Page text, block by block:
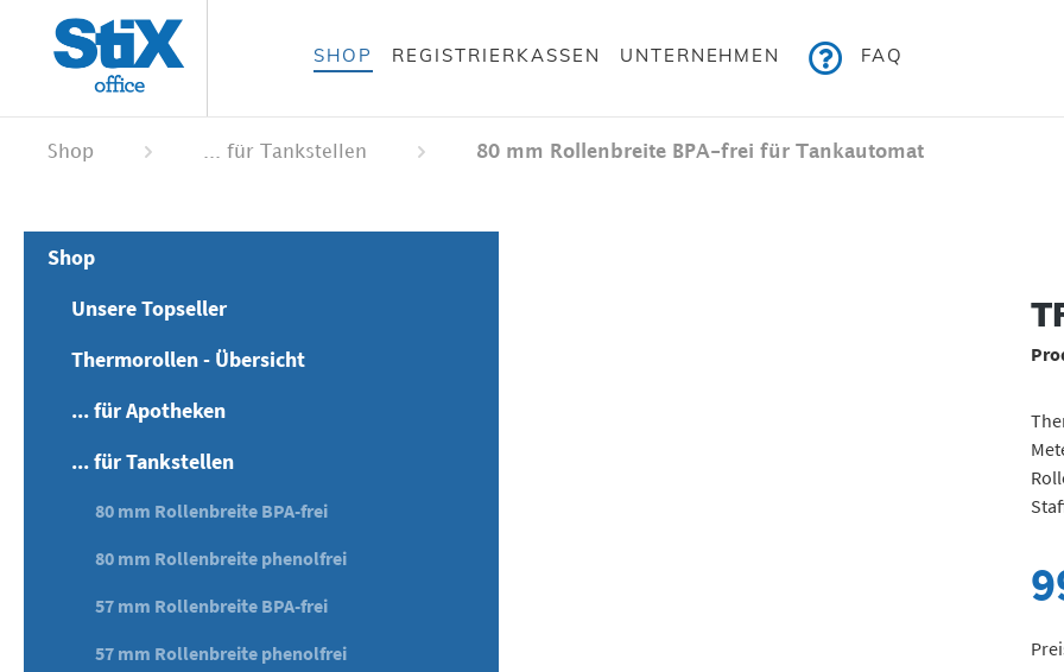
springen
springen
SHOP REGISTRIERKASSEN UNTERNEHMEN FAQ
Shop ... für Tankstellen 80 mm Rollenbreite BPA-frei für Tankautomat
Shop
Unsere Topseller
Thermorollen - Übersicht
... für Apotheken
... für Tankstellen
80 mm Rollenbreite BPA-frei
80 mm Rollenbreite phenolfrei
57 mm Rollenbreite BPA-frei
57 mm Rollenbreite phenolfrei